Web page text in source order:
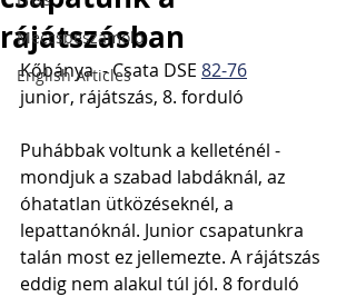
Meccsbeszámoló
English Articles
rájátszásban
Kőbánya  - Csata DSE 82-76
junior, rájátszás, 8. forduló
Puhábbak voltunk a kelleténél -
mondjuk a szabad labdáknál, az
óhatatlan ütközéseknél, a
lepattanóknál. Junior csapatunkra
talán most ez jellemezte. A rájátszás
eddig nem alakul túl jól. 8 forduló